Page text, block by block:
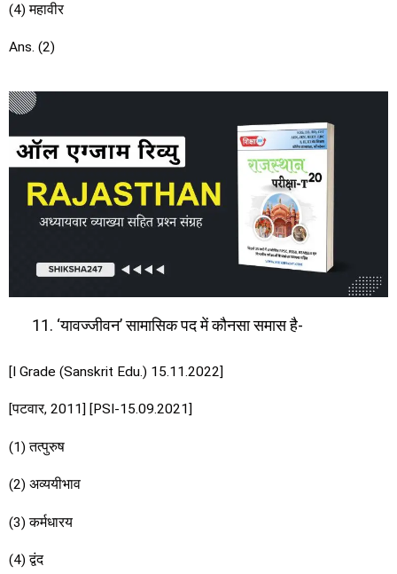
(4) महावीर
Ans. (2)
‘यावज्जीवन’ सामासिक पद में कौनसा समास है-
[I Grade (Sanskrit Edu.) 15.11.2022]
[पटवार, 2011] [PSI-15.09.2021]
(1) तत्पुरुष
(2) अव्ययीभाव
(3) कर्मधारय
(4) द्वंद